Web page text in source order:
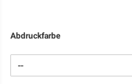
Abdruckfarbe